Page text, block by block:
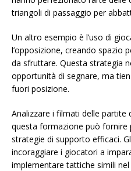
triangoli di passaggio per
Un altro esempio è l’uso di
l’opposizione, creando spazio
da sfruttare. Questa strategia
opportunità di segnare, ma
fuori posizione.
Analizzare i filmati delle partite
questa formazione può fornire
strategie di supporto efficaci.
incoraggiare i giocatori a
implementare tattiche simili